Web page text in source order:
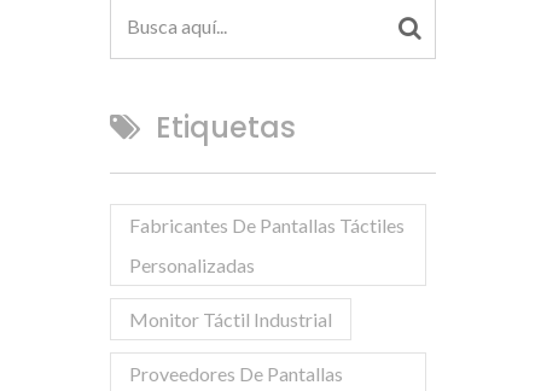
Etiquetas
Fabricantes De Pantallas Táctiles
Personalizadas
Monitor Táctil Industrial
Proveedores De Pantallas